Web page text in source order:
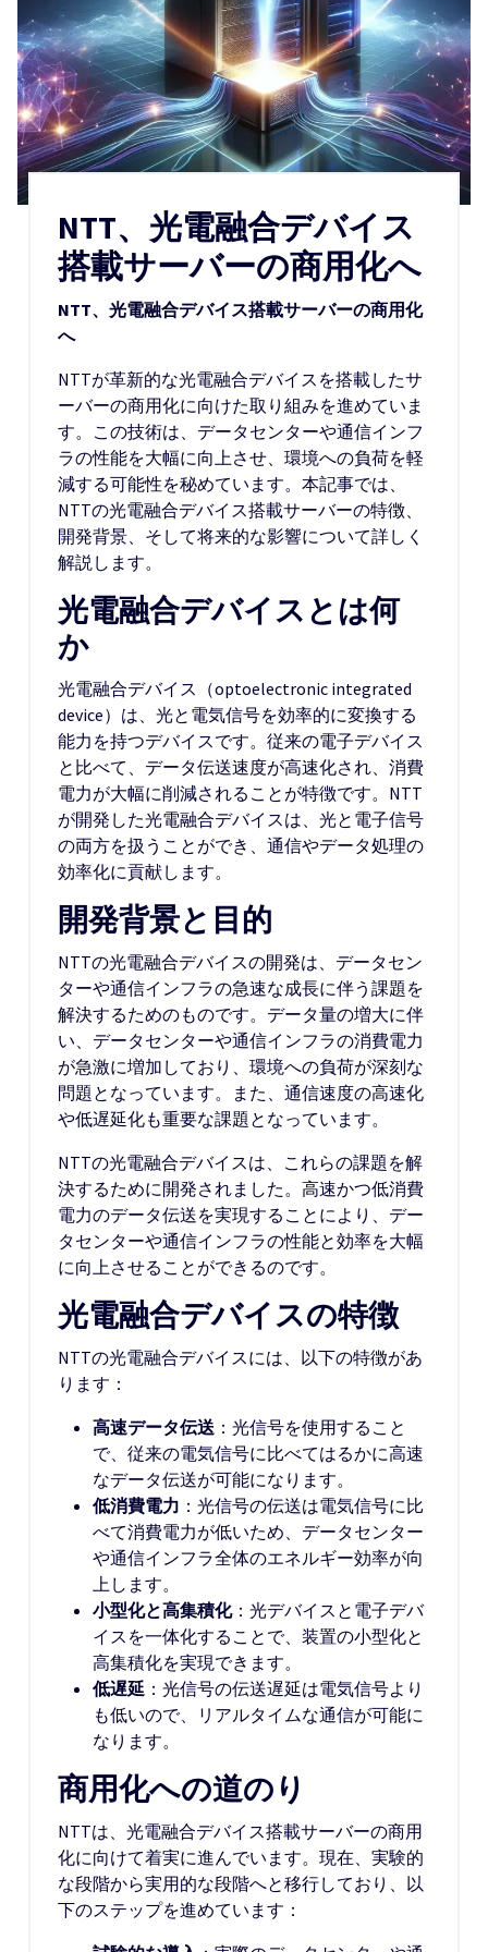
NTT、光電融合デバイス
搭載サーバーの商用化へ
NTT、光電融合デバイス搭載サーバーの商用化
へ
NTTが革新的な光電融合デバイスを搭載したサ
ーバーの商用化に向けた取り組みを進めていま
す。この技術は、データセンターや通信インフ
ラの性能を大幅に向上させ、環境への負荷を軽
減する可能性を秘めています。本記事では、
NTTの光電融合デバイス搭載サーバーの特徴、
開発背景、そして将来的な影響について詳しく
解説します。
光電融合デバイスとは何
か
光電融合デバイス（optoelectronic integrated
device）は、光と電気信号を効率的に変換する
能力を持つデバイスです。従来の電子デバイス
と比べて、データ伝送速度が高速化され、消費
電力が大幅に削減されることが特徴です。NTT
が開発した光電融合デバイスは、光と電子信号
の両方を扱うことができ、通信やデータ処理の
効率化に貢献します。
開発背景と目的
NTTの光電融合デバイスの開発は、データセン
ターや通信インフラの急速な成長に伴う課題を
解決するためのものです。データ量の増大に伴
い、データセンターや通信インフラの消費電力
が急激に増加しており、環境への負荷が深刻な
問題となっています。また、通信速度の高速化
や低遅延化も重要な課題となっています。
NTTの光電融合デバイスは、これらの課題を解
決するために開発されました。高速かつ低消費
電力のデータ伝送を実現することにより、デー
タセンターや通信インフラの性能と効率を大幅
に向上させることができるのです。
光電融合デバイスの特徴
NTTの光電融合デバイスには、以下の特徴があ
ります：
高速データ伝送 ：光信号を使用すること
で、従来の電気信号に比べてはるかに高速
なデータ伝送が可能になります。
低消費電力 ：光信号の伝送は電気信号に比
べて消費電力が低いため、データセンター
や通信インフラ全体のエネルギー効率が向
上します。
小型化と高集積化：光デバイスと電子デバ
イスを一体化することで、装置の小型化と
高集積化を実現できます。
低遅延 ：光信号の伝送遅延は電気信号より
も低いので、リアルタイムな通信が可能に
なります。
商用化への道のり
NTTは、光電融合デバイス搭載サーバーの商用
化に向けて着実に進んでいます。現在、実験的
な段階から実用的な段階へと移行しており、以
下のステップを進めています：